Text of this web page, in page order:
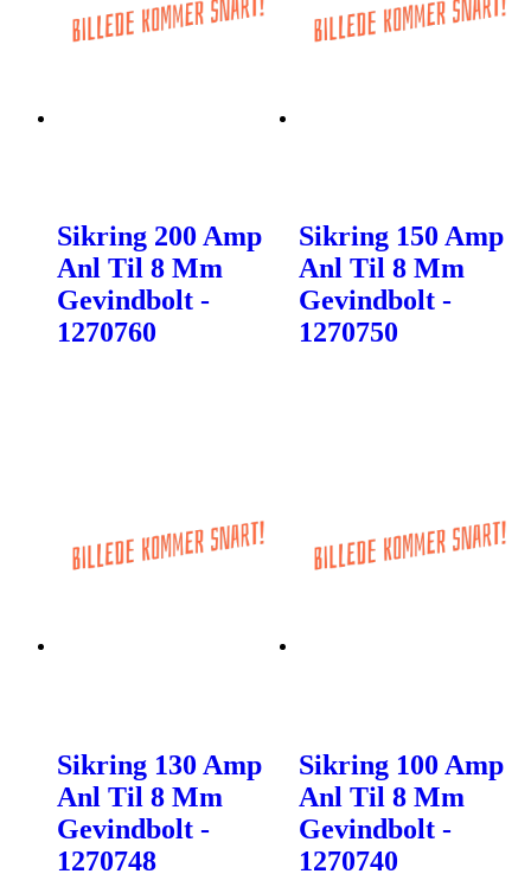
Sikring 200 Amp
Anl Til 8 Mm
Gevindbolt -
1270760
Sikring 150 Amp
Anl Til 8 Mm
Gevindbolt -
1270750
Sikring 130 Amp
Anl Til 8 Mm
Gevindbolt -
1270748
Sikring 100 Amp
Anl Til 8 Mm
Gevindbolt -
1270740